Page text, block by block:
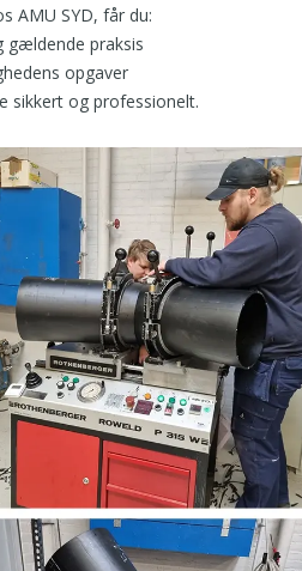
AMU SYD, får du:
gældende praksis
opgaver
sikkert og professionelt.